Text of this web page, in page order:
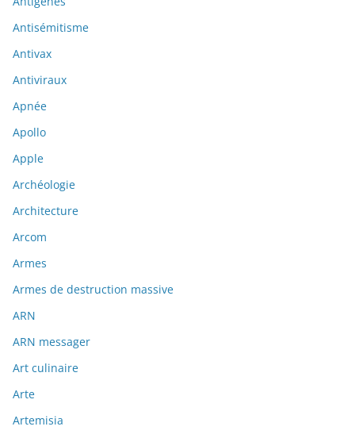
Antisémitisme
Antivax
Antiviraux
Apnée
Apollo
Apple
Archéologie
Architecture
Arcom
Armes
Armes de destruction massive
ARN
ARN messager
Art culinaire
Arte
Artemisia